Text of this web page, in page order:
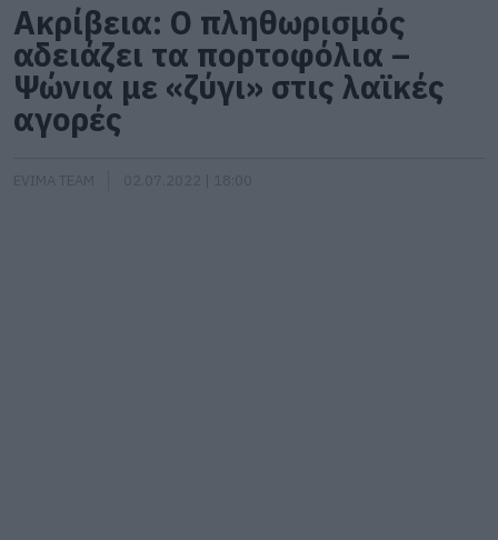
Ακρίβεια: Ο πληθωρισμός
αδειάζει τα πορτοφόλια –
Ψώνια με «ζύγι» στις λαϊκές
αγορές